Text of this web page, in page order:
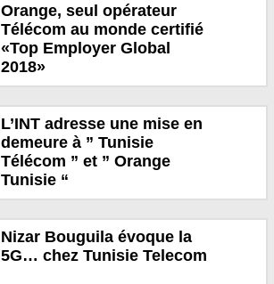
Orange, seul opérateur
Télécom au monde certifié
«Top Employer Global
2018»
L’INT adresse une mise en
demeure à ” Tunisie
Télécom ” et ” Orange
Tunisie “
Nizar Bouguila évoque la
5G… chez Tunisie Telecom